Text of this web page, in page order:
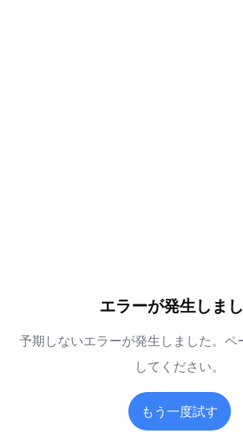
エラーが発生しま
予期しないエラーが発生しました。ペ
してください。
もう一度試す